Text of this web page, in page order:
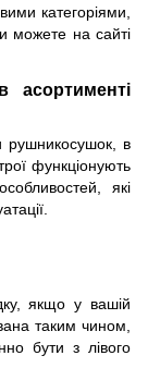
категоріями,
можете на сайті
асортименті
рушникосушок, в
функціонують
які
якщо у вашій
таким чином,
бути з лівого